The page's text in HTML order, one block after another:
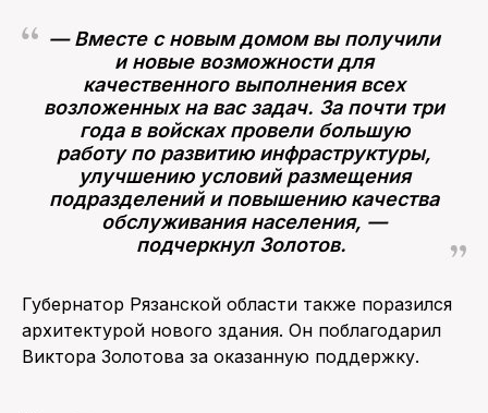
— Вместе с новым домом вы получили
и новые возможности для
качественного выполнения всех
возложенных на вас задач. За почти три
года в войсках провели большую
работу по развитию инфраструктуры,
улучшению условий размещения
подразделений и повышению качества
обслуживания населения, —
подчеркнул Золотов.
Губернатор Рязанской области также поразился
архитектурой нового здания. Он поблагодарил
Виктора Золотова за оказанную поддержку.